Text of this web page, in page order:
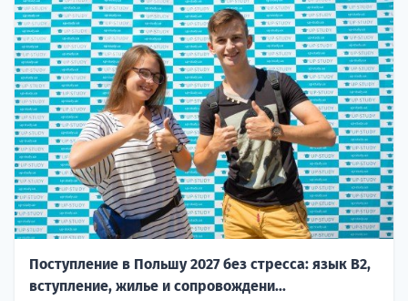
Поступление в Польшу 2027 без стресса: язык B2,
вступление, жилье и сопровождени...